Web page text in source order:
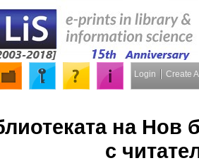
Login Create
на Нов
с